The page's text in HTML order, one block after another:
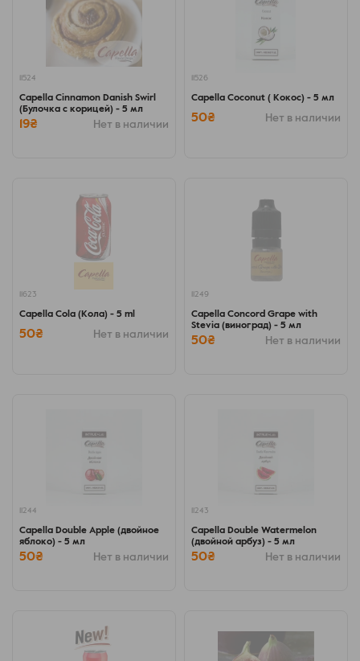
11524
Capella Cinnamon Danish Swirl
(Булочка с корицей) - 5 мл
19₴ Нет в наличии
11526
Capella Coconut ( Кокос) - 5 мл
50₴ Нет в наличии
11623
Capella Cola (Кола) - 5 ml
50₴ Нет в наличии
11249
Capella Concord Grape with
Stevia (виноград) - 5 мл
50₴ Нет в наличии
11244
Capella Double Apple (двойное
яблоко) - 5 мл
50₴ Нет в наличии
11243
Capella Double Watermelon
(двойной арбуз) - 5 мл
50₴ Нет в наличии